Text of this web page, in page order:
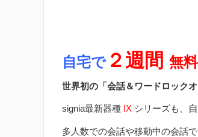
自宅で２週間 無料
世界初の「会話＆ワードロックオ
signia最新器種 IX シリーズも、
多人数での会話や移動中の会話